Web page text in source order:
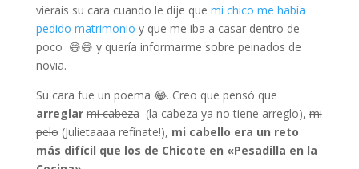
vierais su cara cuando le dije que mi chico me había
pedido matrimonio y que me iba a casar dentro de
poco 😅😅 y quería informarme sobre peinados de
novia.
Su cara fue un poema 😂. Creo que pensó que
arreglar mi cabeza(la cabeza ya no tiene arreglo),mi
pelo(Julietaaaa refínate!), mi cabello era un reto
más difícil que los de Chicote en «Pesadilla en la